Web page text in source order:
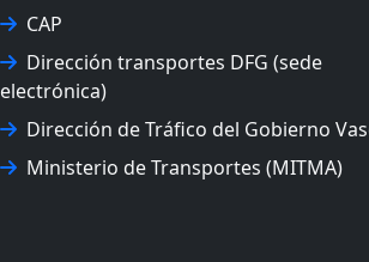
CAP
Dirección transportes DFG (sede
electrónica)
Dirección de Tráfico del Gobierno
Ministerio de Transportes (MITMA)